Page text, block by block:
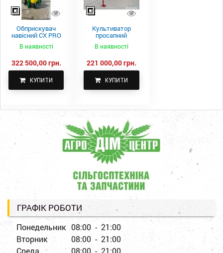
Обприскувач
навісний CX PRO
В наявності
322 500,00 грн.
КУПИТИ
Культиватор
просапний
КПН-5,6-05
В наявності
221 000,00 грн.
КУПИТИ
ГРАФІК РОБОТИ
Понедельник 08:00 - 21:00
Вторник
08:00 - 21:00
Среда
08:00 - 21:00